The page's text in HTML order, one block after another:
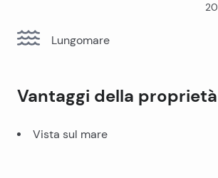
20
Lungomare
Vantaggi della proprietà
Vista sul mare